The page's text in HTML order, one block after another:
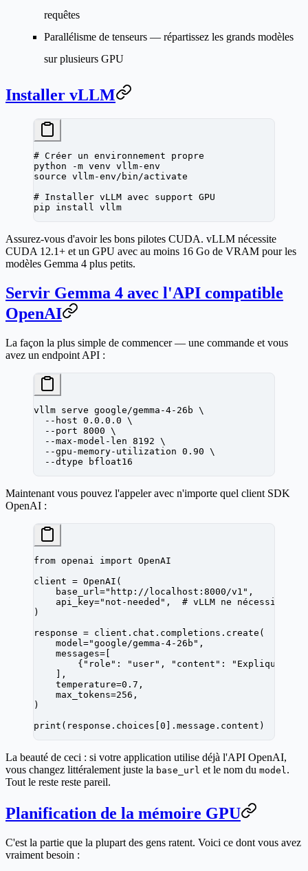
requêtes
Parallélisme de tenseurs — répartissez les grands modèles
sur plusieurs GPU
Installer vLLM
# Créer un environnement propre
python -m venv vllm-env
source vllm-env/bin/activate
# Installer vLLM avec support GPU
pip install vllm
Assurez-vous d'avoir les bons pilotes CUDA. vLLM nécessite
CUDA 12.1+ et un GPU avec au moins 16 Go de VRAM pour les
modèles Gemma 4 plus petits.
Servir Gemma 4 avec l'API compatible
OpenAI
La façon la plus simple de commencer — une commande et vous
avez un endpoint API :
vllm serve google/gemma-4-26b \
  --host
0.0.0.0 \
  --port
8000 \
  --max-model-len
8192 \
  --gpu-memory-utilization
0.90 \
  --dtype
bfloat16
Maintenant vous pouvez l'appeler avec n'importe quel client SDK
OpenAI :
from openai import OpenAI
client = OpenAI(
    base_url
="http://localhost:8000/v1" ,
    api_key
="not-needed" , # vLLM ne nécessite
)
response = client.chat.completions.create(
    model
="google/gemma-4-26b" ,
    messages
=
        {
"role" : "user" , "content" :
"Explique
    ],
    temperature
=0.7 ,
    max_tokens
=256 ,
)
print (response.choices[ 0 ].message.content)
La beauté de ceci : si votre application utilise déjà l'API OpenAI,
vous changez littéralement juste la base_url et le nom du model.
Tout le reste reste pareil.
Planification de la mémoire GPU
C'est la partie que la plupart des gens ratent. Voici ce dont vous avez
vraiment besoin :